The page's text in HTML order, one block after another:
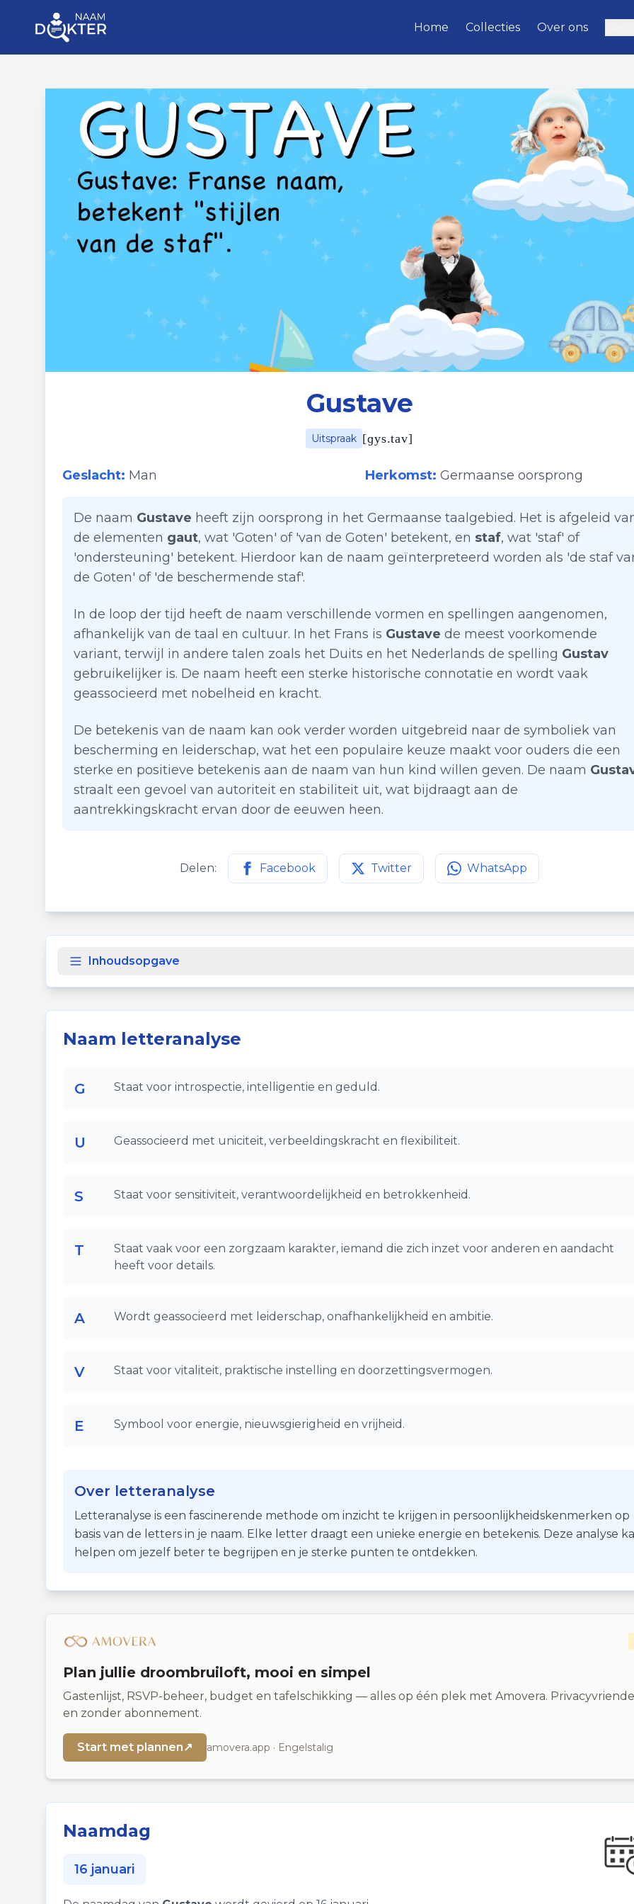
Home Collecties Over ons
Gustave
Uitspraak [ɡys.tav]
Geslacht: Man Herkomst: Germaanse oorsprong
De naam Gustave heeft zijn oorsprong in het Germaanse taalgebied. Het is afgeleid
de elementen gaut, wat 'Goten' of 'van de Goten' betekent, en staf, wat 'staf' of
'ondersteuning' betekent. Hierdoor kan de naam geïnterpreteerd worden als 'de staf
de Goten' of 'de beschermende staf'.
In de loop der tijd heeft de naam verschillende vormen en spellingen aangenomen,
afhankelijk van de taal en cultuur. In het Frans is Gustave de meest voorkomende
variant, terwijl in andere talen zoals het Duits en het Nederlands de spelling Gustav
gebruikelijker is. De naam heeft een sterke historische connotatie en wordt vaak
geassocieerd met nobelheid en kracht.
De betekenis van de naam kan ook verder worden uitgebreid naar de symboliek van
bescherming en leiderschap, wat het een populaire keuze maakt voor ouders die een
sterke en positieve betekenis aan de naam van hun kind willen geven. De naam
straalt een gevoel van autoriteit en stabiliteit uit, wat bijdraagt aan de
aantrekkingskracht ervan door de eeuwen heen.
Delen: Facebook
Deel deze pagina op Facebook
Twitter
Deel deze pagina opTwitter
WhatsApp
Deel deze pagina op
Inhoudsopgave
Naam letteranalyse
G Staat voor introspectie, intelligentie en geduld.
U Geassocieerd met uniciteit, verbeeldingskracht en flexibiliteit.
S Staat voor sensitiviteit, verantwoordelijkheid en betrokkenheid.
T
Staat vaak voor een zorgzaam karakter, iemand die zich inzet voor anderen en aandacht
heeft voor details.
A Wordt geassocieerd met leiderschap, onafhankelijkheid en ambitie.
V Staat voor vitaliteit, praktische instelling en doorzettingsvermogen.
E Symbool voor energie, nieuwsgierigheid en vrijheid.
Over letteranalyse
Letteranalyse is een fascinerende methode om inzicht te krijgen in persoonlijkheidskenmerken op
basis van de letters in je naam. Elke letter draagt een unieke energie en betekenis. Deze analyse
helpen om jezelf beter te begrijpen en je sterke punten te ontdekken.
Plan jullie droombruiloft, mooi en simpel
Gastenlijst, RSVP-beheer, budget en tafelschikking — alles op één plek met Amovera.
en zonder abonnement.
Start met plannen↗ amovera.app · Engelstalig
Naamdag
16 januari